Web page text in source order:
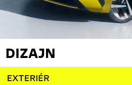
DIZAJN
EXTERIÉR